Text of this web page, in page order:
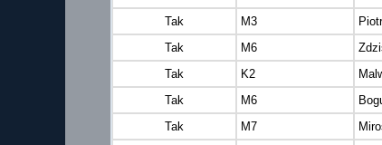
Tak
M3 Piotr
Tak
M6
Tak
K2
Tak
M6
Tak
M7